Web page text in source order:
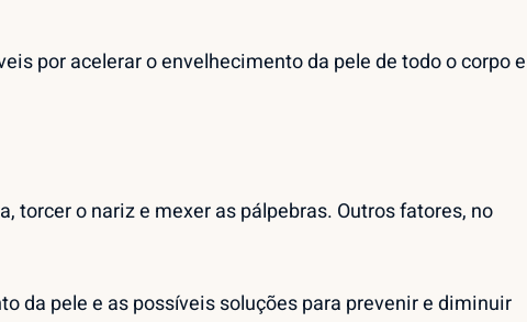
por acelerar o envelhecimento da pele de todo o corpo e
torcer o nariz e mexer as pálpebras. Outros fatores, no
da pele e as possíveis soluções para prevenir e diminuir